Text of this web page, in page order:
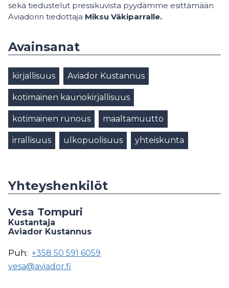
sekä tiedustelut pressikuvista pyydämme esittämään
Aviadorin tiedottaja Miksu Väkiparralle.
Avainsanat
kirjallisuus Aviador Kustannus
kotimainen kaunokirjallisuus
kotimainen runous maaltamuutto
irrallisuus ulkopuolisuus yhteiskunta
Yhteyshenkilöt
Vesa Tompuri
Kustantaja
Aviador Kustannus
Puh: +358 50 591 6059
vesa@aviador.fi